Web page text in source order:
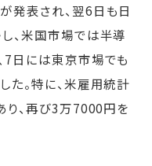
発表され、翌6日も日
、米国市場では半導
7日には東京市場でも
た。特に、米雇用統計
、再び3万7000円を